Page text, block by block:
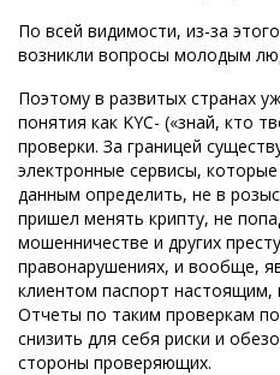
По всей видимости, из-за
возникли вопросы молодым
Поэтому в развитых странах
понятия как KYC- («знай, кто
проверки. За границей
электронные сервисы,
данным определить, не в
пришел менять крипту, не
мошенничестве и других
правонарушениях, и вообще,
клиентом паспорт настоящим,
Отчеты по таким проверкам
снизить для себя риски и
стороны проверяющих.